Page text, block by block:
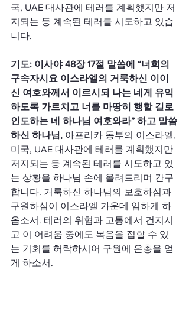
국, UAE 대사관에 테러를 계획했지만 저
지되는 등 계속된 테러를 시도하고 있습
니다.
기도: 이사야 48장 17절 말씀에 “너희의
구속자시요 이스라엘의 거룩하신 이이
신 여호와께서 이르시되 나는 네게 유익
하도록 가르치고 너를 마땅히 행할 길로
인도하는 네 하나님 여호와라” 하고 말씀
하신 하나님, 아프리카 동부의 이스라엘,
미국, UAE 대사관에 테러를 계획했지만
저지되는 등 계속된 테러를 시도하고 있
는 상황을 하나님 손에 올려드리며 간구
합니다. 거룩하신 하나님의 보호하심과
구원하심이 이스라엘 가운데 임하게 하
옵소서. 테러의 위협과 고통에서 건지시
고 이 어려움 중에도 복음을 접할 수 있
는 기회를 허락하시어 구원에 은총을 얻
게 하소서.